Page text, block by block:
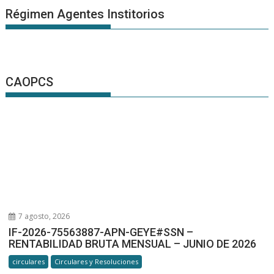
Régimen Agentes Institorios
CAOPCS
7 agosto, 2026
IF-2026-75563887-APN-GEYE#SSN –
RENTABILIDAD BRUTA MENSUAL – JUNIO DE 2026
circulares Circulares y Resoluciones